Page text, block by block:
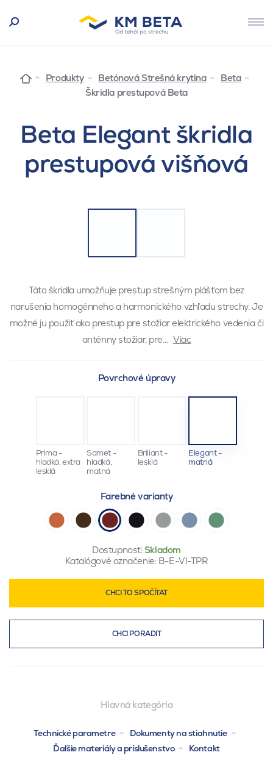
Produkty Betónová Strešná krytina
Beta
Škridla prestupová Beta
Beta Elegant škridla
prestupová višňová
Táto škridla umožňuje prestup strešným plášťom bez
narušenia homogénneho a harmonického vzhľadu strechy. Je
možné ju použiť ako prestup pre stožiar elektrického vedenia či
anténny stožiar, pre… Viac
Povrchové úpravy
Prima -
hladká, extra
lesklá
Samet -
hladká,
matná
Briliant -
lesklá
Elegant -
matná
Farebné varianty
Dostupnosť:Skladom
Katalógové označenie: B-E-VI-TPR
CHCI TO SPOČÍTAT
CHCI PORADIT
Hlavná kategória
Technické parametre
Dokumenty na stiahnutie
Ďalšie materiály a príslušenstvo
Kontakt